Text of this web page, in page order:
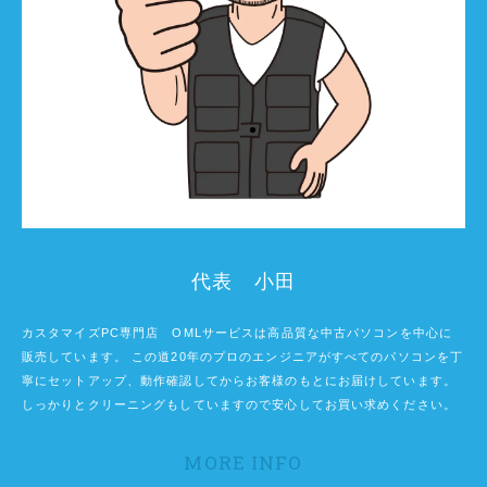
代表 小田
カスタマイズPC専門店 OMLサービスは高品質な中古パソコンを中心に
販売しています。 この道20年のプロのエンジニアがすべてのパソコンを丁
寧にセットアップ、動作確認してからお客様のもとにお届けしています。
しっかりとクリーニングもしていますので安心してお買い求めください。
MORE INFO